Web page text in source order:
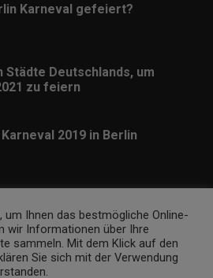
Karneval gefeiert?
Städte Deutschlands, um
zu feiern
2019 in Berlin
Impressum Newsletter
um Ihnen das bestmögliche Online-
wir Informationen über Ihre
sammeln. Mit dem Klick auf den
Sie sich mit der Verwendung